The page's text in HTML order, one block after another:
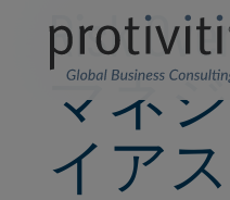
Risk
マネ
イア